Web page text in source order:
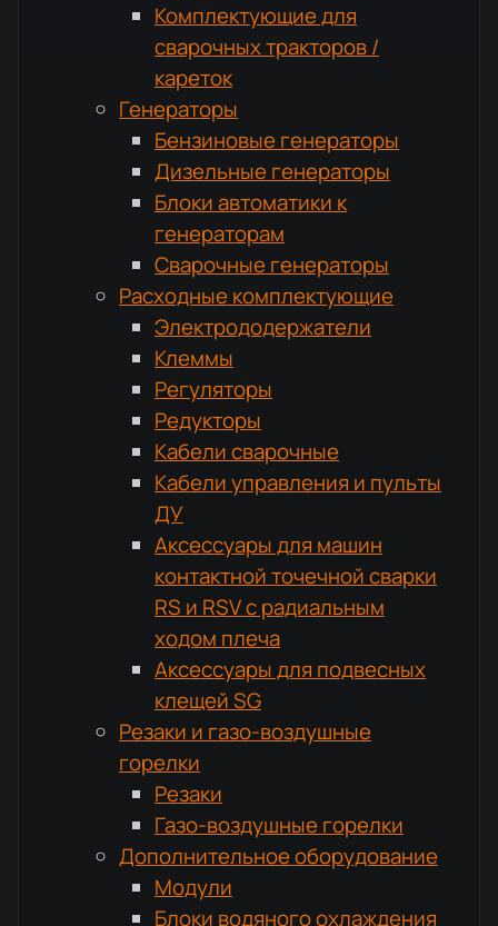
Комплектующие для
сварочных тракторов /
кареток
Генераторы
Бензиновые генераторы
Дизельные генераторы
Блоки автоматики к
генераторам
Сварочные генераторы
Расходные комплектующие
Электрододержатели
Клеммы
Регуляторы
Редукторы
Кабели сварочные
Кабели управления и пульты
ДУ
Аксессуары для машин
контактной точечной сварки
RS и RSV с радиальным
ходом плеча
Аксессуары для подвесных
клещей SG
Резаки и газо-воздушные
горелки
Резаки
Газо-воздушные горелки
Дополнительное оборудование
Модули
Блоки водяного охлаждения